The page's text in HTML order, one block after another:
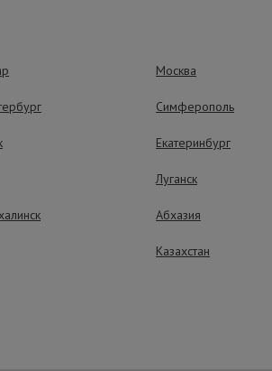
среды и кипячению в воде.
Москва
Симферополь
Екатеринбург
Луганск
Абхазия
Казахстан